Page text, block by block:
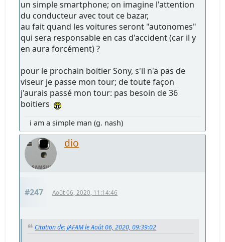
un simple smartphone; on imagine l'attention
du conducteur avec tout ce bazar,
au fait quand les voitures seront "autonomes"
qui sera responsable en cas d'accident (car il y
en aura forcément) ?
pour le prochain boitier Sony, s'il n'a pas de
viseur je passe mon tour; de toute façon
j'aurais passé mon tour: pas besoin de 36
boitiers
i am a simple man (g. nash)
dio
#247 Août 06, 2020, 11:14:46
Citation de: JAFAM le Août 06, 2020, 09:39:02